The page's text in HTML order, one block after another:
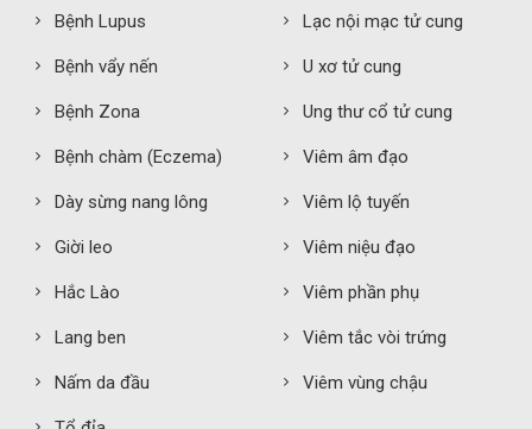
Bệnh Lupus
Bệnh vẩy nến
Bệnh Zona
Bệnh chàm (Eczema)
Dày sừng nang lông
Giời leo
Hắc Lào
Lang ben
Nấm da đầu
Lạc nội mạc tử cung
U xơ tử cung
Ung thư cổ tử cung
Viêm âm đạo
Viêm lộ tuyến
Viêm niệu đạo
Viêm phần phụ
Viêm tắc vòi trứng
Viêm vùng chậu